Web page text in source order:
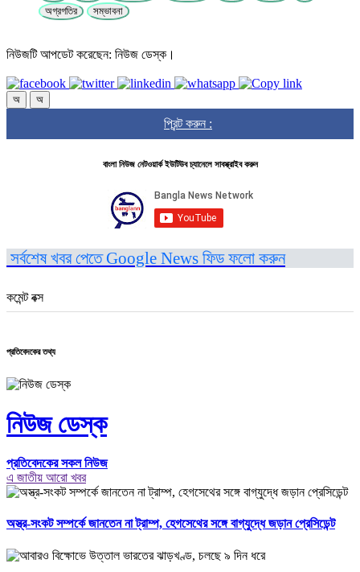
অগ্রগতির
সম্ভাবনা
নিউজটি আপডেট করেছেন: নিউজ ডেস্ক।
অ অ
প্রিন্ট করুন :
বাংলা নিউজ নেটওয়ার্ক ইউটিউব চ্যানেলে সাবস্ক্রাইব করুন
সর্বশেষ খবর পেতে Google News ফিড ফলো করুন
কমেন্ট বক্স
প্রতিবেদকের তথ্য
নিউজ ডেস্ক
প্রতিবেদকের সকল নিউজ
এ জাতীয় আরো খবর
অস্ত্র-সংকট সম্পর্কে জানতেন না ট্রাম্প, হেগসেথের সঙ্গে বাগ্‌যুদ্ধে জড়ান প্রেসিডেন্ট